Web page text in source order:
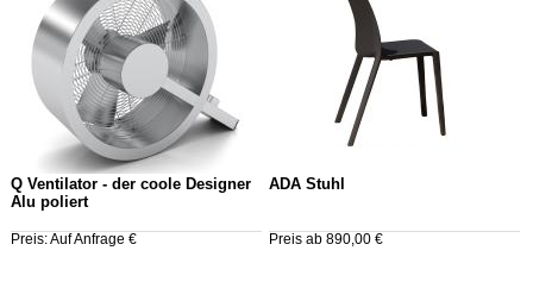
Q Ventilator - der coole Designer
Alu poliert
Preis: Auf Anfrage €
ADA Stuhl
Preis ab 890,00 €